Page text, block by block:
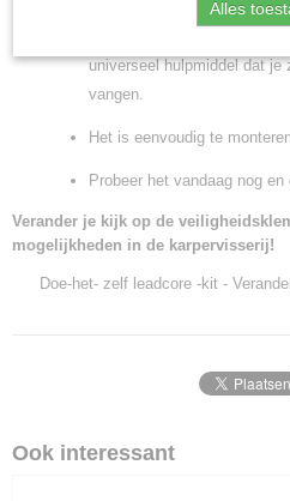
De doe-het-zelf leadcore-
universeel hulpmiddel dat je
vangen.
Het is eenvoudig te
Probeer het vandaag nog
Verander je kijk op de
mogelijkheden in de karpervisserij!
Doe-het- zelf leadcore -kit -
Ook interessant
Alles